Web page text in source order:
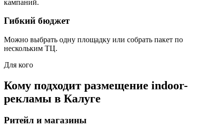
кампаний.
Гибкий бюджет
Можно выбрать одну площадку или собрать пакет по
нескольким ТЦ.
Для кого
Кому подходит размещение indoor-
рекламы в Калуге
Ритейл и магазины